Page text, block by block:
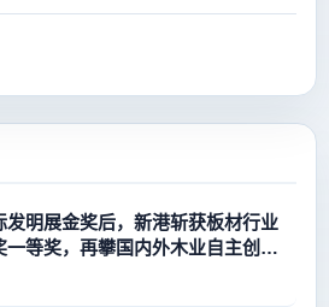
明展金奖后，新港斩获板材行业
等奖，再攀国内外木业自主创新